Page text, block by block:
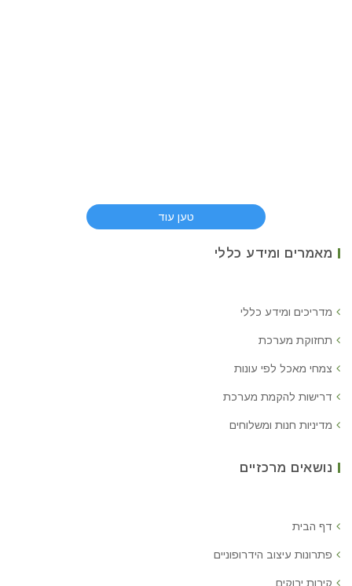
טען עוד
מאמרים ומידע כללי
מדריכים ומידע כללי
תחזוקת מערכת
צמחי מאכל לפי עונות
דרישות להקמת מערכת
מדיניות חנות ומשלוחים
נושאים מרכזיים
דף הבית
פתרונות עיצוב הידרופוניים
קירות ירוקים